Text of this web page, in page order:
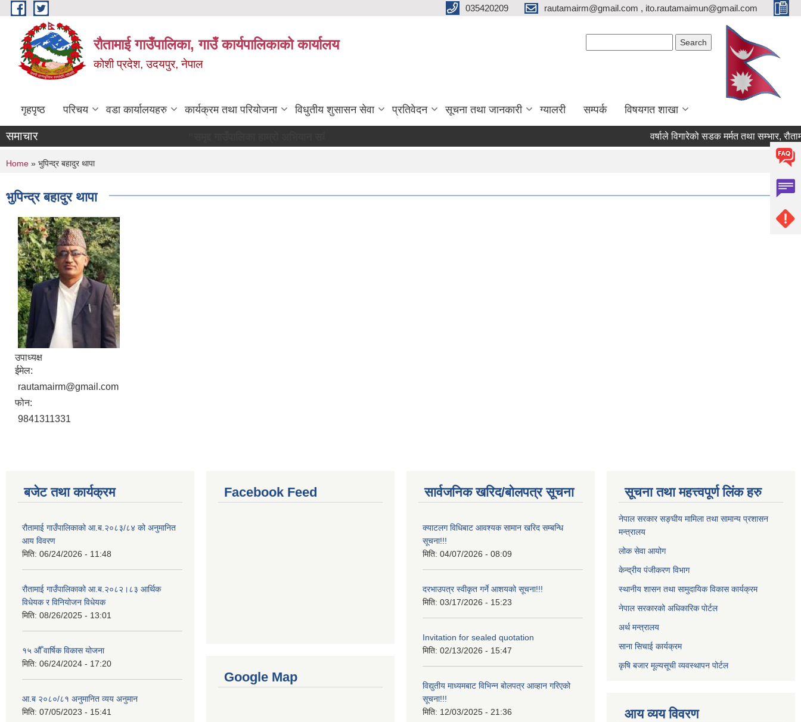
Skip to main content 035420209 rautamairm@gmail.com , ito.rautamaimun@gmail.com
रौतामाई गाउँपालिका, गाउँ कार्यपालिकाको कार्यालय
कोशी प्रदेश, उदयपुर, नेपाल
गृहपृष्ठ परिचय वडा कार्यालयहरु कार्यक्रम तथा परियोजना विधुतीय शुसासन सेवा प्रतिवेदन सूचना तथा जानकारी ग्यालरी सम्पर्क विषयगत शाखा
समाचार वर्षाले विगारेको सडक मर्मत तथा सम्भार,
You are here
Home » भुपिन्द्र बहादुर थापा
भुपिन्द्र बहादुर थापा
उपाध्यक्ष
ईमेल:
rautamairm@gmail.com
फोन:
9841311331
बजेट तथा कार्यक्रम
रौतामाई गाउँपालिकाको आ.ब.२०८३/८४ को अनुमानित
आय विवरण
मिति: 06/24/2026 - 11:48
रौतामाई गाउँपालिकाको आ.ब.२०८२।८३ आर्थिक
विधेयक र विनियोजन विधेयक
मिति: 08/26/2025 - 13:01
१५ औँ वार्षिक विकास योजना
मिति: 06/24/2024 - 17:20
आ.ब २०८०/८१ अनुमानित व्यय अनुमान
मिति: 07/05/2023 - 15:41
Facebook Feed
Google Map
सार्वजनिक खरिद/बोलपत्र सूचना
क्याटलग विधिबाट आवश्यक सामान खरिद सम्बन्धि
सूचना!!!
मिति: 04/07/2026 - 08:09
दरभाउपत्र स्वीकृत गर्ने आशयको सूचना!!!
मिति: 03/17/2026 - 15:23
Invitation for sealed quotation
मिति: 02/13/2026 - 15:47
विद्युतीय माध्यमबाट विभिन्न बोलपत्र आव्हान गरिएको
सूचना!!!
मिति: 12/03/2025 - 21:36
सूचना तथा महत्त्वपूर्ण लिंक हरु
नेपाल सरकार सङ्घीय मामिला तथा सामान्य प्रशासन
मन्त्रालय
लोक सेवा आयोग
केन्द्रीय पंजीकरण विभाग
स्थानीय शासन तथा सामुदायिक विकास कार्यक्रम
नेपाल सरकारको अधिकारिक पोर्टल
अर्थ मन्त्रालय
साना सिचाई कार्यक्रम
कृषि बजार मूल्यसूची व्यवस्थापन पोर्टल
आय व्यय विवरण